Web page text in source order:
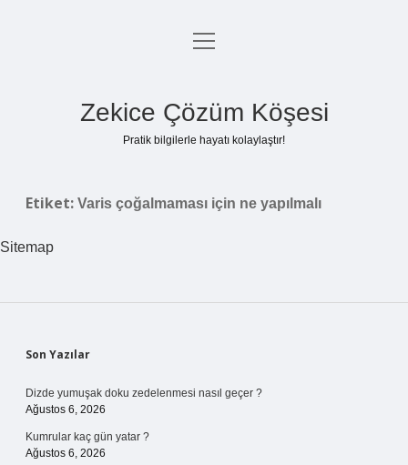
Anasayfa
Yasal Uyarı
menüyü
Zekice Çözüm Köşesi
Pratik bilgilerle hayatı kolaylaştır!
Etiket: Varis çoğalmaması için ne yapılmalı
Sitemap
Sidebar
Son Yazılar
Dizde yumuşak doku zedelenmesi nasıl geçer ?
Ağustos 6, 2026
Kumrular kaç gün yatar ?
Ağustos 6, 2026